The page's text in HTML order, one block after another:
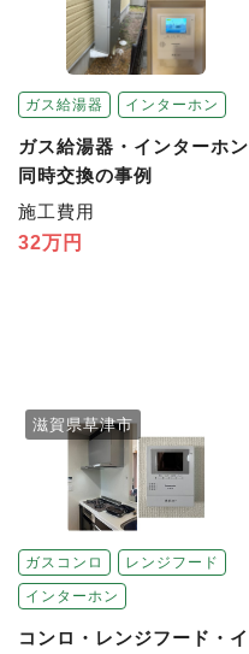
ガス給湯器 インターホン
ガス給湯器・インターホン
同時交換の事例
施工費用
32万円
ガスコンロ
レンジフード
インターホン
滋賀県草津市
コンロ・レンジフード・イ